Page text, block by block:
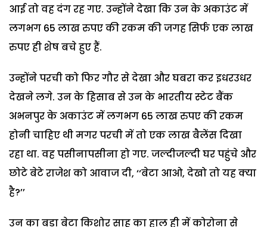
आई तो वह दंग रह गए. उन्होंने देखा कि उन के अकाउंट में
लगभग 65 लाख रुपए की रकम की जगह सिर्फ एक लाख
रुपए ही शेष बचे हुए हैं.
उन्होंने परची को फिर गौर से देखा और घबरा कर इधरउधर
देखने लगे. उन के हिसाब से उन के भारतीय स्टेट बैंक
अभनपुर के अकाउंट में लगभग 65 लाख रुपए की रकम
होनी चाहिए थी मगर परची में तो एक लाख बैलेंस दिखा
रहा था. वह पसीनापसीना हो गए. जल्दीजल्दी घर पहुंचे और
छोटे बेटे राजेश को आवाज दी, ‘‘बेटा आओ, देखो तो यह क्या
है?’’
उन का बड़ा बेटा किशोर साहू का हाल ही में कोरोना से